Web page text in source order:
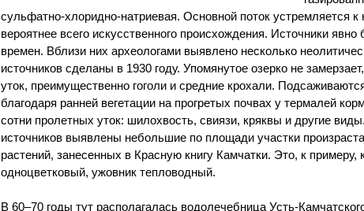
сульфатно-хлоридно-натриевая. Основной поток устремляется
вероятнее всего искусственного происхождения. Источники
времен. Вблизи них археологами выявлено несколько
источников сделаны в 1930 году. Упомянутое озерко не
уток, преимущественно гоголи и средние крохали.
благодаря ранней вегетации на прогретых почвах у термалей
сотни пролетных уток: шилохвость, свиязи, кряквы и другие
источников выявлены небольшие по площади участки
растений, занесенных в Красную книгу Камчатки. Это, к
одноцветковый, ужовник тепловодный.
В 60–70 годы тут располагалась водолечебница Усть-